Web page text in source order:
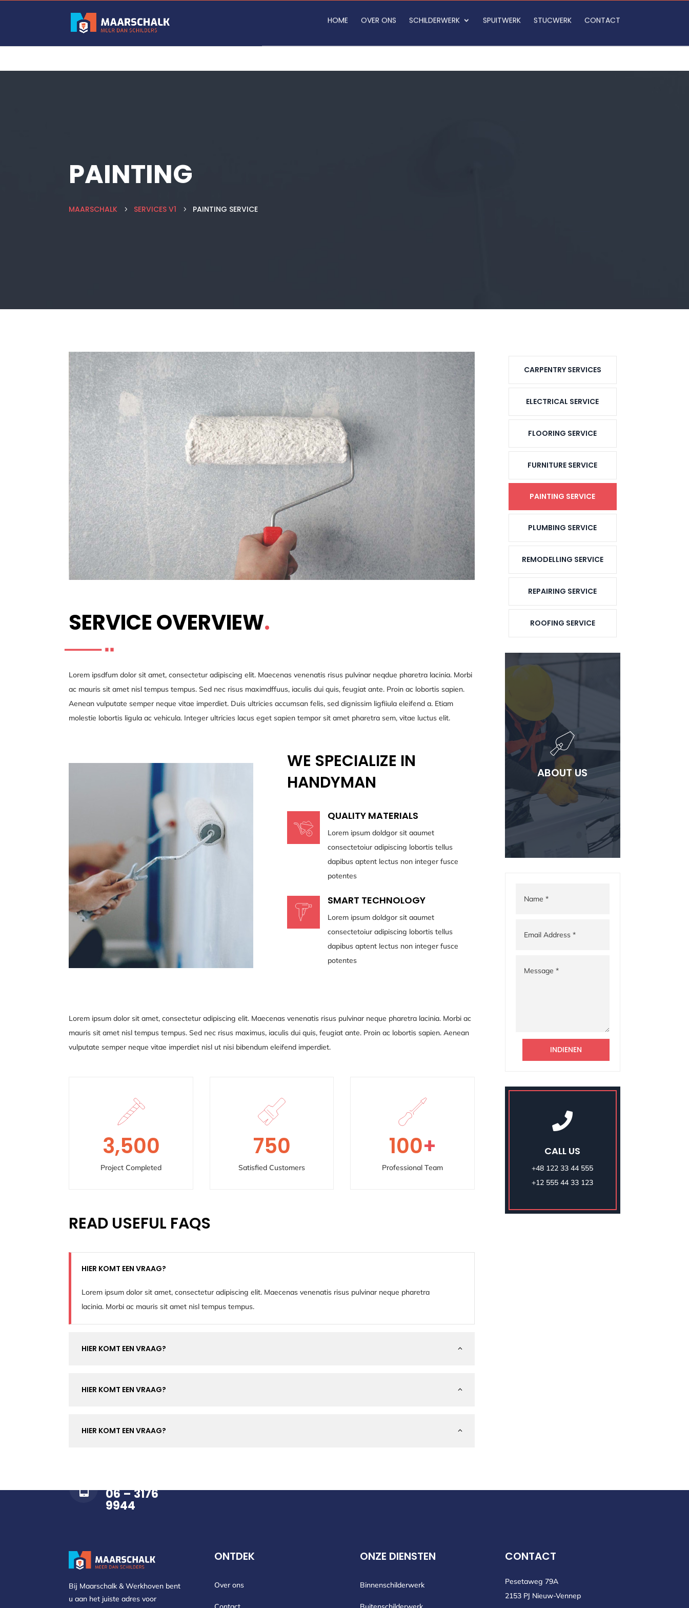
HOME OVER ONS SCHILDERWERK SPUITWERK STUCWERK CONTACT
PAINTING
MAARSCHALK 5 SERVICES V1 5 PAINTING SERVICE
SERVICE OVERVIEW.
Lorem ipsdfum dolor sit amet, consectetur adipiscing elit. Maecenas venenatis risus pulvinar neqdue pharetra lacinia. Morbi
ac mauris sit amet nisl tempus tempus. Sed nec risus maximdffuus, iaculis dui quis, feugiat ante. Proin ac lobortis sapien.
Aenean vulputate semper neque vitae imperdiet. Duis ultricies accumsan felis, sed dignissim ligfiiula eleifend a. Etiam
molestie lobortis ligula ac vehicula. Integer ultricies lacus eget sapien tempor sit amet pharetra sem, vitae luctus elit.
WE SPECIALIZE IN
HANDYMAN
QUALITY MATERIALS
Lorem ipsum doldgor sit aaumet
consectetoiur adipiscing lobortis tellus
dapibus aptent lectus non integer fusce
potentes
SMART TECHNOLOGY
Lorem ipsum doldgor sit aaumet
consectetoiur adipiscing lobortis tellus
dapibus aptent lectus non integer fusce
potentes
Lorem ipsum dolor sit amet, consectetur adipiscing elit. Maecenas venenatis risus pulvinar neque pharetra lacinia. Morbi ac
mauris sit amet nisl tempus tempus. Sed nec risus maximus, iaculis dui quis, feugiat ante. Proin ac lobortis sapien. Aenean
vulputate semper neque vitae imperdiet nisl ut nisi bibendum eleifend imperdiet.
3,500
Project Completed
750
Satisfied Customers
100+
Professional Team
READ USEFUL FAQS
HIER KOMT EEN VRAAG?
Lorem ipsum dolor sit amet, consectetur adipiscing elit. Maecenas venenatis risus pulvinar neque pharetra
lacinia. Morbi ac mauris sit amet nisl tempus tempus.
2
HIER KOMT EEN VRAAG?
2
HIER KOMT EEN VRAAG?
2
HIER KOMT EEN VRAAG?
CARPENTRY SERVICES
ELECTRICAL SERVICE
FLOORING SERVICE
FURNITURE SERVICE
PAINTING SERVICE
PLUMBING SERVICE
REMODELLING SERVICE
REPAIRING SERVICE
ROOFING SERVICE
ABOUT US
ABOUT US
Lorem ipsum dolor sit
ammet consectetur
adipiscing elit.
INDIENEN

CALL US
+48 122 33 44 555
+12 555 44 33 123
 06 – 3176
9944
Bij Maarschalk & Werkhoven bent
u aan het juiste adres voor
ONTDEK
Over ons
ONZE DIENSTEN
Binnenschilderwerk
CONTACT
Pesetaweg 79A
2153 PJ Nieuw-Vennep